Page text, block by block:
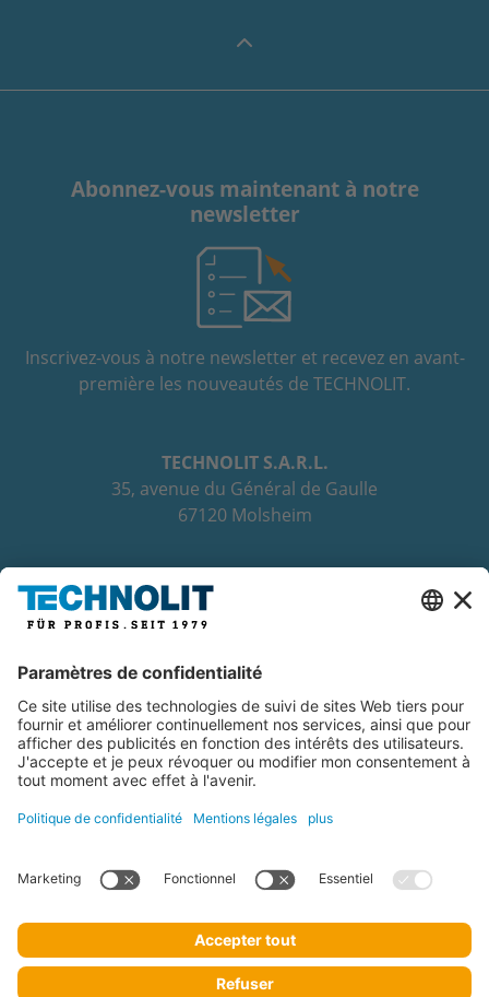
Abonnez-vous maintenant à notre
newsletter
Inscrivez-vous à notre newsletter et recevez en avant-
première les nouveautés de TECHNOLIT.
TECHNOLIT S.A.R.L.
35, avenue du Général de Gaulle
67120 Molsheim
partenaires de coopération
renommés
lire la suite
Copyright © 2026 TECHNOLIT GmbH